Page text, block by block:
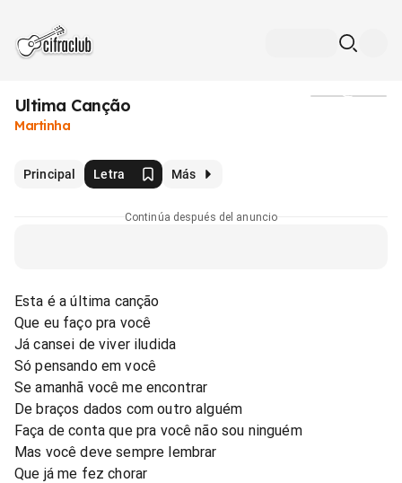
Ultima Canção
Martinha
Principal Letra Más
Continúa después del anuncio
Esta é a última canção
Que eu faço pra você
Já cansei de viver iludida
Só pensando em você
Se amanhã você me encontrar
De braços dados com outro alguém
Faça de conta que pra você não sou ninguém
Mas você deve sempre lembrar
Que já me fez chorar